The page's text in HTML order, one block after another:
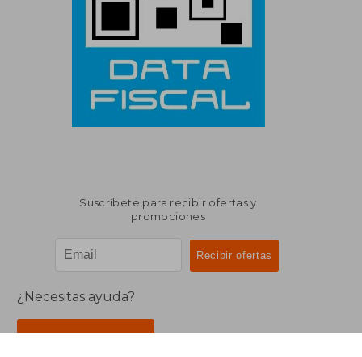
Suscríbete para recibir ofertas y
promociones
¿Necesitas ayuda?